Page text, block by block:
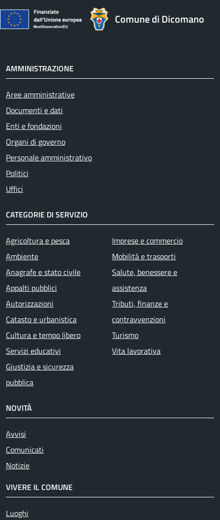
Comune di Dicomano
AMMINISTRAZIONE
Aree amministrative
Documenti e dati
Enti e fondazioni
Organi di governo
Personale amministrativo
Politici
Uffici
CATEGORIE DI SERVIZIO
Agricoltura e pesca
Ambiente
Anagrafe e stato civile
Appalti pubblici
Autorizzazioni
Catasto e urbanistica
Cultura e tempo libero
Servizi educativi
Giustizia e sicurezza
pubblica
Imprese e commercio
Mobilità e trasporti
Salute, benessere e
assistenza
Tributi, finanze e
contravvenzioni
Turismo
Vita lavorativa
NOVITÀ
Avvisi
Comunicati
Notizie
VIVERE IL COMUNE
Luoghi